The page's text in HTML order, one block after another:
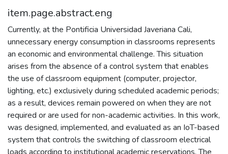
item.page.abstract.eng
Currently, at the Pontificia Universidad Javeriana Cali,
unnecessary energy consumption in classrooms represents
an economic and environmental challenge. This situation
arises from the absence of a control system that enables
the use of classroom equipment (computer, projector,
lighting, etc.) exclusively during scheduled academic periods;
as a result, devices remain powered on when they are not
required or are used for non-academic activities. In this work,
was designed, implemented, and evaluated as an IoT-based
system that controls the switching of classroom electrical